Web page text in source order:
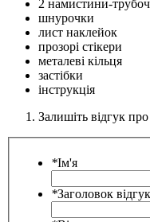
2 намистини-
шнурочки
лист наклейок
прозорі стікери
металеві кільця
застібки
інструкція
Залишіть відгук
*Ім'я
*Заголовок